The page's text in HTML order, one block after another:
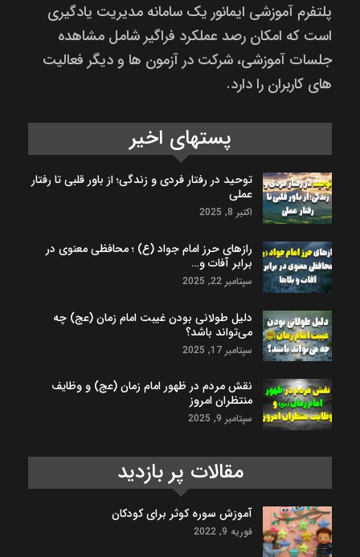
پلتفرم آموزشی ایمانور یک سامانه مدیریت یادگیری
است که امکان رصد عملکرد فراگیر شامل مشاهده
جلسات آموزشی، شرکت در آزمون ها و دیگر فعالیت
های کاربران را دارد.
پستهای اخیر
توحید در رفتار فردی و زندگی؛ از باور قلبی تا رفتار
عملی
اکتبر 8, 2025
رازهای حرز امام جواد (ع) ؛ محافظی معنوی در
برابر آفات و…
سپتامبر 22, 2025
دلیل طولانی بودن غیبت امام زمان (عج) چه
می‌تواند باشد؟
سپتامبر 17, 2025
نقش مردم در ظهور امام زمان (عج) و وظایف
منتظران امروز
سپتامبر 9, 2025
مقالات پر بازدید
آموزش سوره کوثر برای کودکان
فوریه 9, 2022